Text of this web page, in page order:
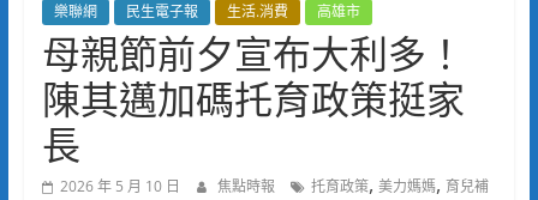
樂聯網 民生電子報 生活.消費 高雄市
母親節前夕宣布大利多！
陳其邁加碼托育政策挺家
長
2026 年 5 月 10 日 焦點時報 托育政策, 美力媽媽, 育兒補